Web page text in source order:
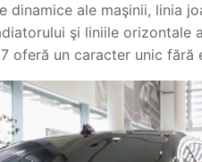
ale maşinii, linia
şi liniile orizontale
oferă un caracter unic fără